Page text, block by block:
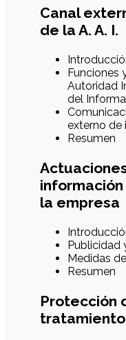
Canal
de la A. A. I.
Funciones
Autoridad
del
externo de
Resumen
la empresa
Publicidad
Medidas
Resumen
Protección